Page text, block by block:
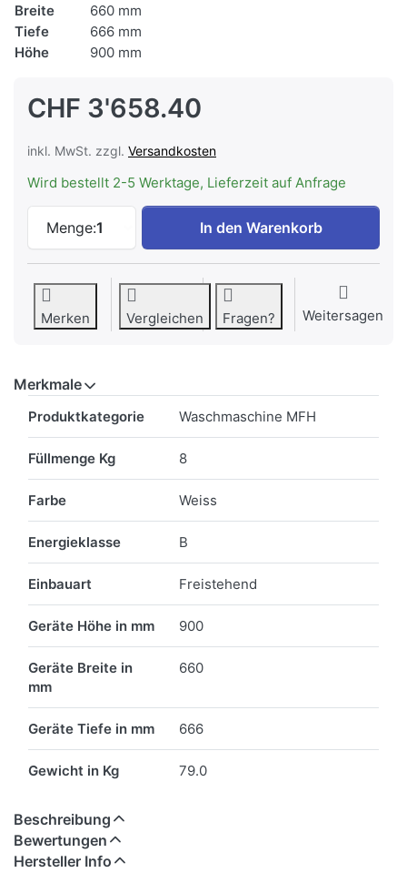
Breite
660 mm
Tiefe
666 mm
Höhe
900 mm
CHF 3'658.40
inkl. MwSt. zzgl. Versandkosten
Wird bestellt 2-5 Werktage, Lieferzeit auf Anfrage
Menge:1
V-ZUG UnimaticWaschen V4000
In den Warenkorb
Merken Vergleichen Fragen? Weitersagen
Merkmale
Produktkategorie Waschmaschine MFH
Füllmenge Kg 8
Farbe Weiss
Energieklasse B
Einbauart Freistehend
Geräte Höhe in mm 900
Geräte Breite in
mm
660
Geräte Tiefe in mm 666
Gewicht in Kg 79.0
Beschreibung
Bewertungen
Hersteller Info